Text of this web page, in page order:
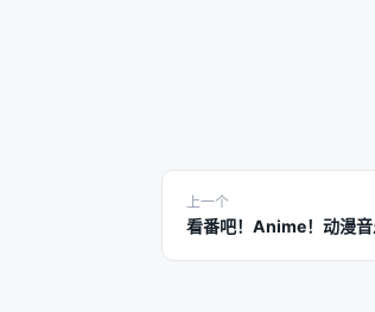
上一个
看番吧！Anime！动漫音